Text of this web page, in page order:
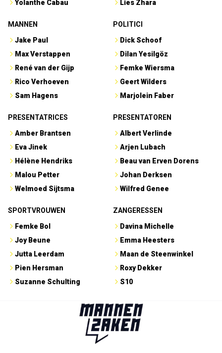
Yolanthe Cabau
Lies Zhara
MANNEN
Jake Paul
Max Verstappen
René van der Gijp
Rico Verhoeven
Sam Hagens
POLITICI
Dick Schoof
Dilan Yesilgöz
Femke Wiersma
Geert Wilders
Marjolein Faber
PRESENTATRICES
Amber Brantsen
Eva Jinek
Hélène Hendriks
Malou Petter
Welmoed Sijtsma
PRESENTATOREN
Albert Verlinde
Arjen Lubach
Beau van Erven Dorens
Johan Derksen
Wilfred Genee
SPORTVROUWEN
Femke Bol
Joy Beune
Jutta Leerdam
Pien Hersman
Suzanne Schulting
ZANGERESSEN
Davina Michelle
Emma Heesters
Maan de Steenwinkel
Roxy Dekker
S10